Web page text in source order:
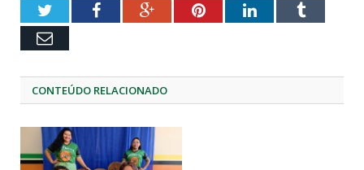
TwitterFacebookGoogle+PinterestLinkedInTumblr
Email
CONTEÚDO RELACIONADO